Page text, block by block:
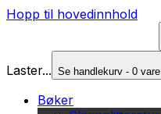
Hopp til hovedinnhold
Laster... Se handlekurv - 0 vare
Bøker